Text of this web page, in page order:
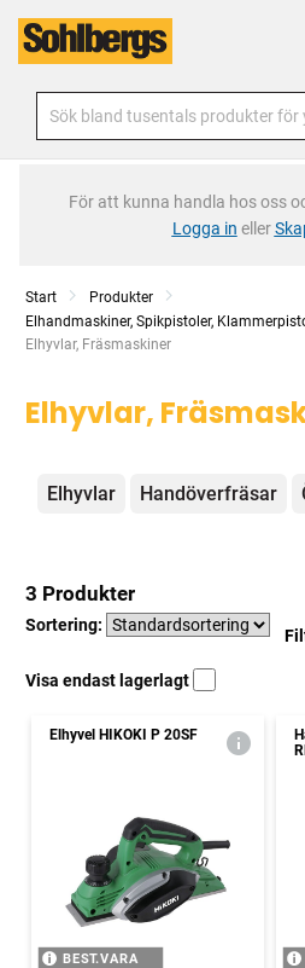
För att kunna handla hos oss
Logga in eller
Start
Produkter
Elhandmaskiner, Spikpistoler,
Current:
Elhyvlar, Fräsmaskiner
Elhyvlar,
Kategorier
Elhyvlar Handöverfräsar
3 Produkter
Sortering:
Visa endast lagerlagt
Elhyvel HIKOKI P 20SF
BEST.VARA